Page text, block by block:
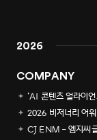
2026
COMPANY
‘AI 콘텐츠 얼라이언
2026 비저너리 어
CJ ENM - 엠지씨